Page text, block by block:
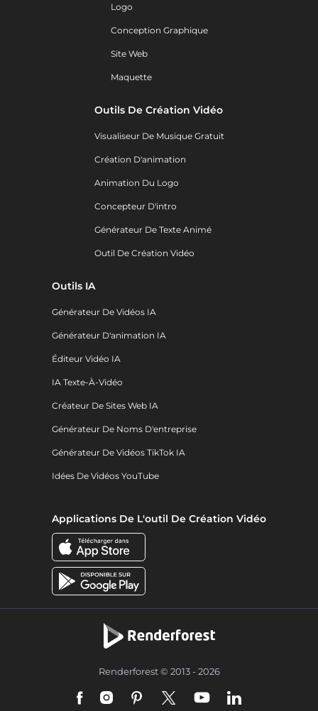
Logo
Conception Graphique
Site Web
Maquette
Outils De Création Vidéo
Visualiseur De Musique Gratuit
Création D'animation
Animation Du Logo
Concepteur D'intro
Générateur De Texte Animé
Outil De Création Vidéo
Outils IA
Générateur De Vidéos IA
Générateur D'animation IA
Éditeur Vidéo IA
IA Texte-À-Vidéo
Créateur De Sites Web IA
Générateur De Noms D'entreprise
Générateur De Vidéos TikTok IA
Idées De Vidéos YouTube
Applications De L'outil De Création Vidéo
Renderforest © 2013 - 2026